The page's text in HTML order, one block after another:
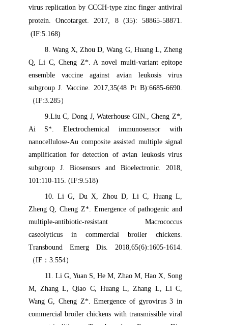
virus replication by CCCH-type zinc finger antiviral
protein. Oncotarget. 2017, 8 (35): 58865-58871.
(IF:5.168)
8. Wang X, Zhou D, Wang G, Huang L, Zheng
Q, Li C, Cheng Z*. A novel multi-variant epitope
ensemble vaccine against avian leukosis virus
subgroup J. Vaccine. 2017,35(48 Pt B):6685-6690.
（IF:3.285）
9.Liu C, Dong J, Waterhouse GIN., Cheng Z*,
Ai S*. Electrochemical immunosensor with
nanocellulose-Au composite assisted multiple signal
amplification for detection of avian leukosis virus
subgroup J. Biosensors and Bioelectronic.2018,
101:110-115. (IF:9.518)
10. Li G, Du X, Zhou D, Li C, Huang L,
Zheng Q, Cheng Z*. Emergence of pathogenic and
multiple-antibiotic-resistant Macrococcus
caseolyticus in commercial broiler chickens.
Transbound Emerg Dis. 2018,65(6):1605-1614.
（IF： 3.554）
11. Li G, Yuan S, He M, Zhao M, Hao X, Song
M, Zhang L, Qiao C, Huang L, Zhang L, Li C,
Wang G, Cheng Z*. Emergence of gyrovirus 3 in
commercial broiler chickens with transmissible viral